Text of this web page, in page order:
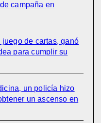
campaña en
de cartas, ganó
para cumplir su
un policía hizo
un ascenso en